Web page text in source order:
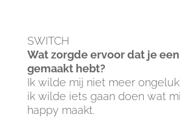
SWITCH
Wat zorgde ervoor dat je
gemaakt hebt?
Ik wilde mij niet meer
ik wilde iets gaan doen wat
happy maakt.